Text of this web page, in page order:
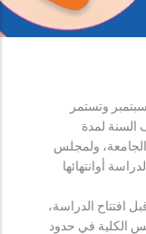
وتستمر
السنة لمدة
ولمجلس
أوانتهائها
افتتاح الدراسة،
الكلية في حدود